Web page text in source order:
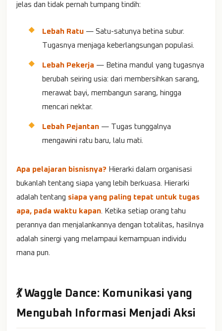
jelas dan tidak pernah tumpang tindih:
Lebah Ratu — Satu-satunya betina subur.
Tugasnya menjaga keberlangsungan populasi.
Lebah Pekerja — Betina mandul yang tugasnya
berubah seiring usia: dari membersihkan sarang,
merawat bayi, membangun sarang, hingga
mencari nektar.
Lebah Pejantan — Tugas tunggalnya
mengawini ratu baru, lalu mati.
Apa pelajaran bisnisnya? Hierarki dalam organisasi
bukanlah tentang siapa yang lebih berkuasa. Hierarki
adalah tentang siapa yang paling tepat untuk tugas
apa, pada waktu kapan . Ketika setiap orang tahu
perannya dan menjalankannya dengan totalitas, hasilnya
adalah sinergi yang melampaui kemampuan individu
mana pun.
💃 Waggle Dance: Komunikasi yang
Mengubah Informasi Menjadi Aksi